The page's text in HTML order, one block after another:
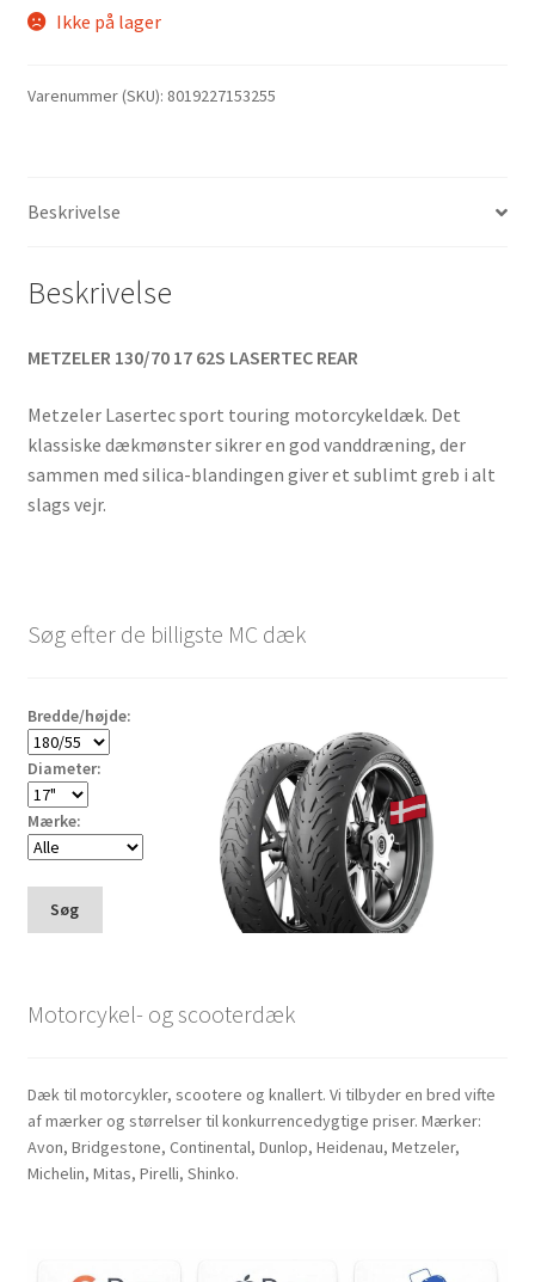
Ikke på lager
Varenummer (SKU): 8019227153255
Beskrivelse
Beskrivelse
METZELER 130/70 17 62S LASERTEC REAR
Metzeler Lasertec sport touring motorcykeldæk. Det
klassiske dækmønster sikrer en god vanddræning, der
sammen med silica-blandingen giver et sublimt greb i alt
slags vejr.
Søg efter de billigste MC dæk
Bredde/højde:
Diameter:
Mærke:
Søg
Motorcykel- og scooterdæk
Dæk til motorcykler, scootere og knallert. Vi tilbyder en bred vifte
af mærker og størrelser til konkurrencedygtige priser. Mærker:
Avon, Bridgestone, Continental, Dunlop, Heidenau, Metzeler,
Michelin, Mitas, Pirelli, Shinko.